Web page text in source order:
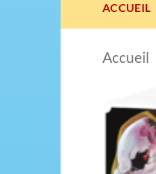
ACCUEIL
Accueil